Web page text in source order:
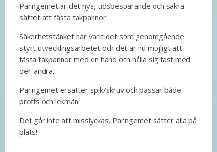
Panngemet är det nya, tidsbesparande och säkra
sättet att fästa takpannor.
Säkerhetstänket har varit det som genomgående
styrt utvecklingsarbetet och det är nu möjligt att
fästa takpannor med en hand och hålla sig fast med
den andra.
Panngemet ersätter spik/skruv och passar både
proffs och lekmän.
Det går inte att misslyckas, Panngemet sätter alla på
plats!